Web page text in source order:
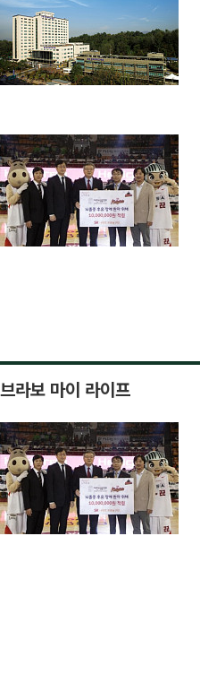
브라보 마이 라이프